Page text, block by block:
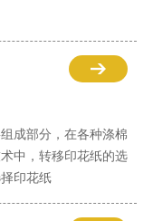
成部分，在各种涤棉
中，转移印花纸的选
印花纸